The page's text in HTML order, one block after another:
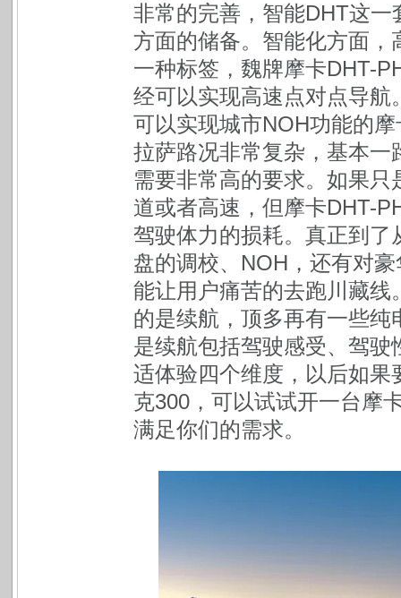
非常的完善，智能DHT这
方面的储备。智能化方面
一种标签，魏牌摩卡DHT-
经可以实现高速点对点导
可以实现城市NOH功能的
拉萨路况非常复杂，基本
需要非常高的要求。如果
道或者高速，但摩卡DHT-
驾驶体力的损耗。真正到
盘的调校、NOH，还有对
能让用户痛苦的去跑川藏
的是续航，顶多再有一些
是续航包括驾驶感受、驾
适体验四个维度，以后如
克300，可以试试开一台摩
满足你们的需求。